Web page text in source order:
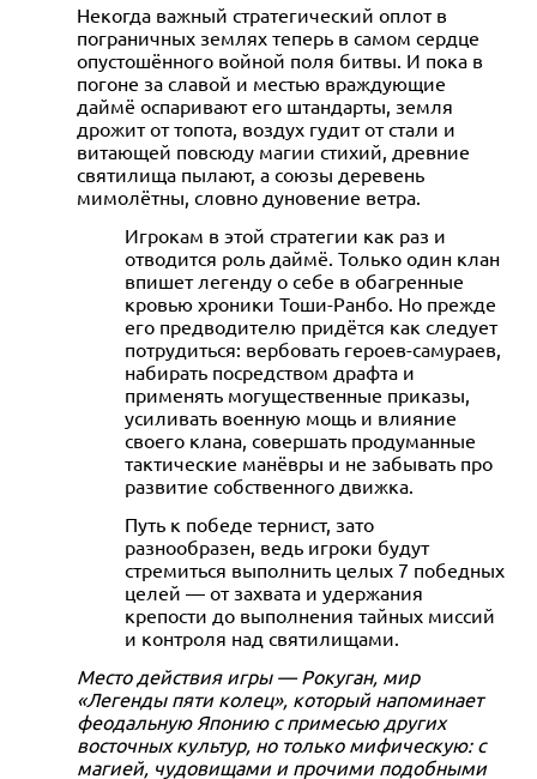
10-30 8+
Улица шпионов
2 190 ₽
Уведомить о наличии
Некогда важный стратегический оплот в
пограничных землях теперь в самом сердце
опустошённого войной поля битвы. И пока в
погоне за славой и местью враждующие
даймё оспаривают его штандарты, земля
дрожит от топота, воздух гудит от стали и
витающей повсюду магии стихий, древние
святилища пылают, а союзы деревень
мимолётны, словно дуновение ветра.
Игрокам в этой стратегии как раз и
отводится роль даймё. Только один клан
впишет легенду о себе в обагренные
кровью хроники Тоши-Ранбо. Но прежде
его предводителю придётся как следует
потрудиться: вербовать героев-самураев,
набирать посредством драфта и
применять могущественные приказы,
усиливать военную мощь и влияние
своего клана, совершать продуманные
тактические манёвры и не забывать про
развитие собственного движка.
Путь к победе тернист, зато
разнообразен, ведь игроки будут
стремиться выполнить целых 7 победных
целей — от захвата и удержания
крепости до выполнения тайных миссий
и контроля над святилищами.
Место действия игры — Рокуган, мир
«Легенды пяти колец», который напоминает
феодальную Японию с примесью других
восточных культур, но только мифическую: с
магией, чудовищами и прочими подобными